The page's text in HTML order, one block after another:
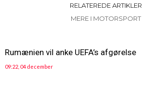
RELATEREDE ARTIKLER
MERE I MOTORSPORT
Rumænien vil anke UEFA’s afgørelse
09:22, 04 december